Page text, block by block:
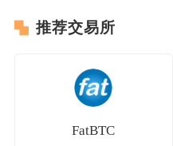
推荐交易所
FatBTC